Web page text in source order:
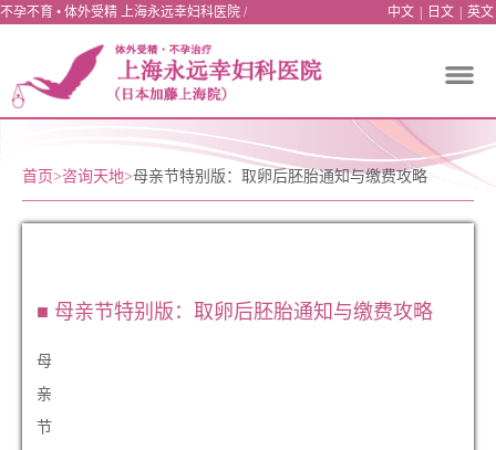
不孕不育 • 体外受精 上海永远幸妇科医院 / 中文 日文 英文
首页>咨询天地>母亲节特别版：取卵后胚胎通知与缴费攻略
■ 母亲节特别版：取卵后胚胎通知与缴费攻略
母
亲
节